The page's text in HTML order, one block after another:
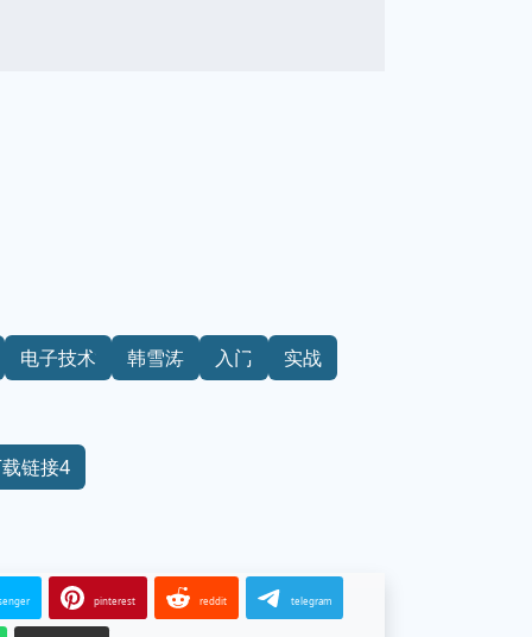
电子技术 韩雪涛 入门 实战
链接4
pinterest reddit telegram